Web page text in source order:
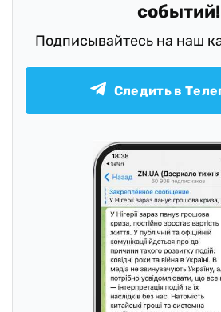
событий!
Подписывайтесь на наш
Следить в